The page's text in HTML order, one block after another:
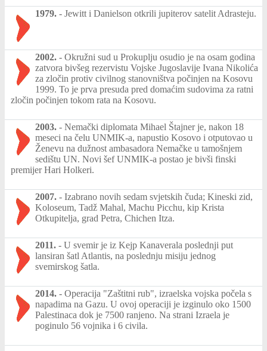
1979. - Jewitt i Danielson otkrili jupiterov satelit Adrasteju.
2002. - Okružni sud u Prokuplju osudio je na osam godina
zatvora bivšeg rezervistu Vojske Jugoslavije Ivana Nikolića
za zločin protiv civilnog stanovništva počinjen na Kosovu
1999. To je prva presuda pred domaćim sudovima za ratni
zločin počinjen tokom rata na Kosovu.
2003. - Nemački diplomata Mihael Štajner je, nakon 18
meseci na čelu UNMIK-a, napustio Kosovo i otputovao u
Ženevu na dužnost ambasadora Nemačke u tamošnjem
sedištu UN. Novi šef UNMIK-a postao je bivši finski
premijer Hari Holkeri.
2007. - Izabrano novih sedam svjetskih čuda; Kineski zid,
Koloseum, Tadž Mahal, Machu Picchu, kip Krista
Otkupitelja, grad Petra, Chichen Itza.
2011. - U svemir je iz Kejp Kanaverala poslednji put
lansiran šatl Atlantis, na poslednju misiju jednog
svemirskog šatla.
2014. - Operacija "Zaštitni rub", izraelska vojska počela s
napadima na Gazu. U ovoj operaciji je izginulo oko 1500
Palestinaca dok je 7500 ranjeno. Na strani Izraela je
poginulo 56 vojnika i 6 civila.